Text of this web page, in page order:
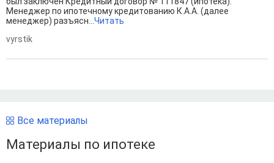
Менеджер по ипотечному кредитованию К.А.А. (далее
менеджер) разъясн...Читать
vyrstik
Все материалы
Материалы по ипотеке